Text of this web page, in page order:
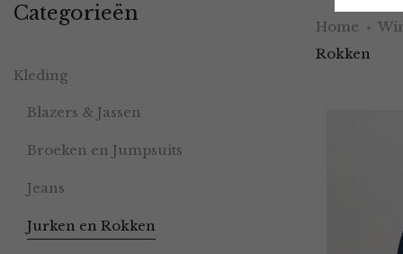
Home
Rokken
Categorieën
Kleding
Blazers & Jassen
Broeken en Jumpsuits
Jeans
Jurken en Rokken